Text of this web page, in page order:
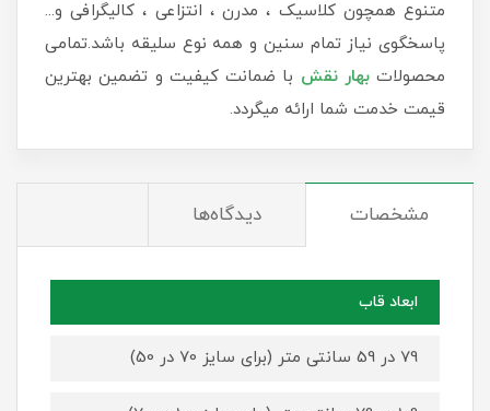
متنوع همچون کلاسیک ، مدرن ، انتزاعی ، کالیگرافی و...
پاسخگوی نیاز تمام سنین و همه نوع سلیقه باشد.تمامی
محصولاتبهار نقش با ضمانت کیفیت و تضمین بهترین
قیمت خدمت شما ارائه میگردد.
مشخصات دیدگاه‌ها
ابعاد قاب
79 در 59 سانتی متر (برای سایز 70 در 50)